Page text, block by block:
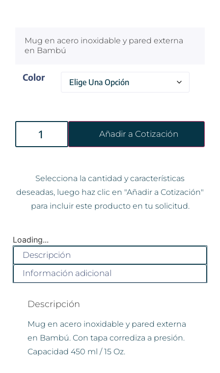
Mug en acero inoxidable y pared externa
en Bambú
Color
Añadir a Cotización
Selecciona la cantidad y características
deseadas, luego haz clic en "Añadir a Cotización"
para incluir este producto en tu solicitud.
Loading...
Descripción
Información adicional
Descripción
Mug en acero inoxidable y pared externa
en Bambú. Con tapa corrediza a presión.
Capacidad 450 ml / 15 Oz.